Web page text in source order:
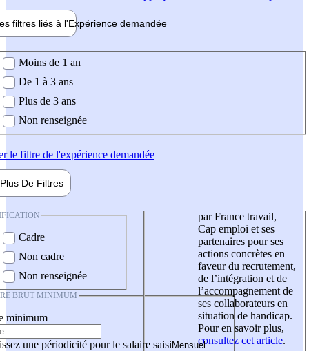
filtres liés à l'Expérience demandée
demandée
Moins de 1 an
De 1 à 3 ans
Plus de 3 ans
Non renseignée
le filtre de l'expérience demandée
Plus De Filtres
Cadre
Non cadre
Non renseignée
BRUT MINIMUM
minimum
une périodicité pour le salaire saisi
par France travail,
Cap emploi et ses
partenaires pour ses
actions concrètes en
faveur du recrutement,
de l’intégration et de
l’accompagnement de
ses collaborateurs en
situation de handicap.
Pour en savoir plus,
consultez cet article.